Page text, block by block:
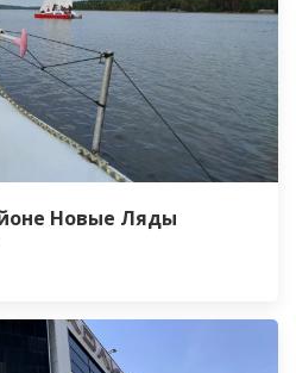
Новые Ляды